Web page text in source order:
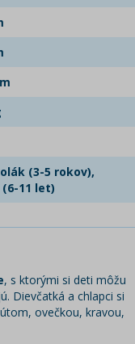
(3-5 rokov),
11 let)
, s ktorými si deti môžu
Dievčatká a chlapci si
ovečkou, kravou,